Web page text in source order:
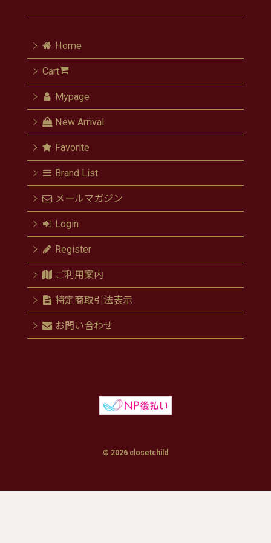
Home
Cart
Mypage
New Arrival
Favorite
Brand List
メールマガジン
Login
Register
ご利用案内
特定商取引法表示
お問い合わせ
© 2026 closetchild